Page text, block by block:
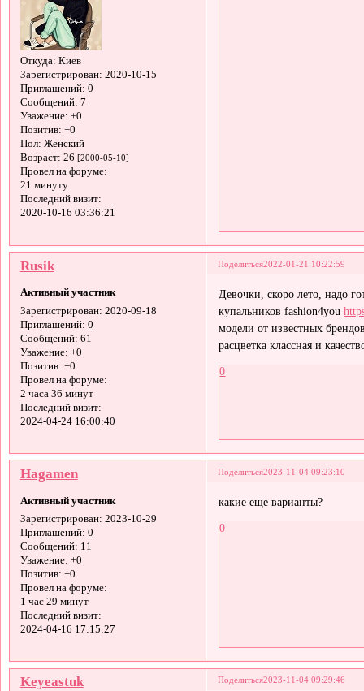
Откуда: Киев
Зарегистрирован: 2020-10-15
Приглашений: 0
Сообщений: 7
Уважение: +0
Позитив: +0
Пол: Женский
Возраст: 26 [2000-05-10]
Провел на форуме:
21 минуту
Последний визит:
2020-10-16 03:36:21
Поделиться2022-01-21 10:22:59
Rusik
Активный участник
Зарегистрирован: 2020-09-18
Приглашений: 0
Сообщений: 61
Уважение: +0
Позитив: +0
Провел на форуме:
2 часа 36 минут
Последний визит:
2024-04-24 16:00:40
Девочки, скоро лето, надо
купальников fashion4you
модели от известных
расцветка классная и
0
Поделиться2023-11-04 09:23:10
Hagamen
Активный участник
Зарегистрирован: 2023-10-29
Приглашений: 0
Сообщений: 11
Уважение: +0
Позитив: +0
Провел на форуме:
1 час 29 минут
Последний визит:
2024-04-16 17:15:27
какие еще варианты?
0
Поделиться2023-11-04 09:29:46
Keyeastuk